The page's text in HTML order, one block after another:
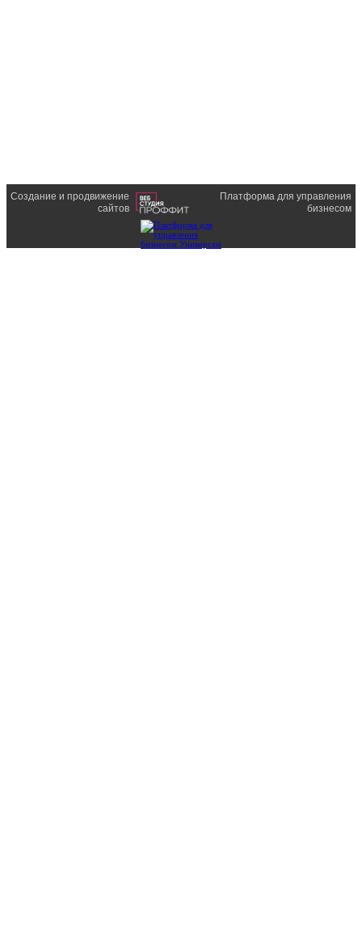
Создание и продвижение
сайтов
Платформа для управления
бизнесом